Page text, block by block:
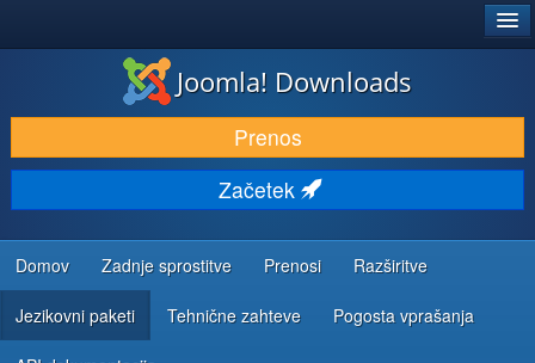
PRENESI IN RAZŠIRI
ODKRIJTE & IZVEJTE
SKUPNOST IN PODPORA
VIRI ZA RAZVIJALCE
Joomla! Downloads
Prenos
Začetek
Domov Zadnje sprostitve Prenosi Razširitve
Jezikovni paketi Tehnične zahteve Pogosta vprašanja